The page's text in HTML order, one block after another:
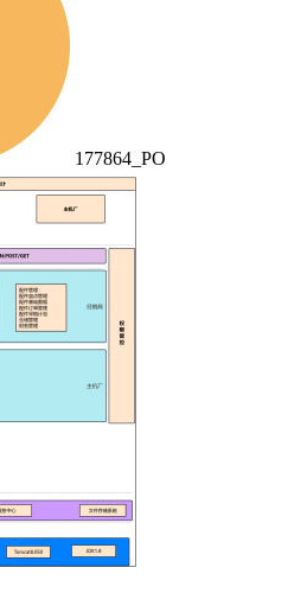
177864_PO